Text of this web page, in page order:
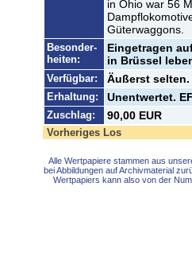
in Ohio war 56
Güterwaggons.
Besonder-
heiten:
Eingetragen
in Brüssel
Verfügbar: Äußerst selten.
Erhaltung: Unentwertet.
Zuschlag: 90,00 EUR
Vorheriges Los
Alle Wertpapiere stammen aus
bei Abbildungen auf Archivmaterial
Wertpapiers kann also von der